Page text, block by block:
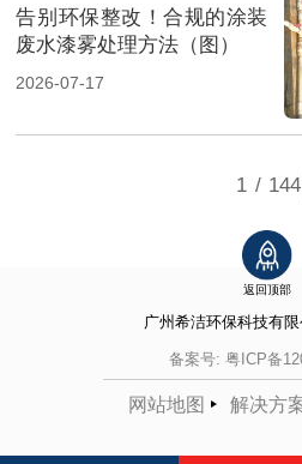
告别环保整改！合规的涂装
废水漆雾处理方法（图）
2026-07-17
1 / 144
返回顶部
广州希洁环保科技有限
备案号: 粤ICP备
网站地图 解决方